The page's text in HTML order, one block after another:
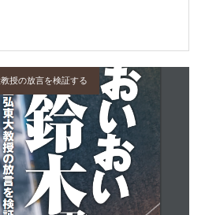
授の放言を検証する